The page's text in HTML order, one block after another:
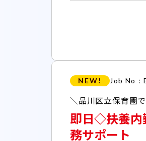
NEW! Job No
即日◇扶養内
務サポート